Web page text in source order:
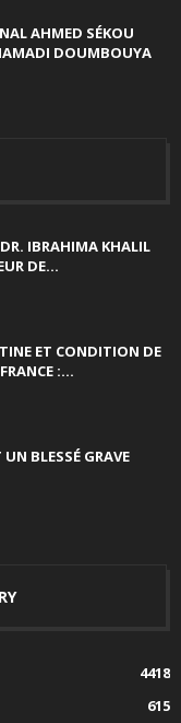
AHMED SÉKOU
DOUMBOUYA
IBRAHIMA KHALIL
DE...
ET CONDITION DE
:...
BLESSÉ GRAVE
4418
615